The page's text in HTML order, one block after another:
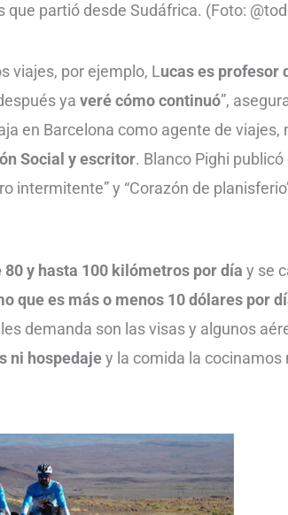
partió desde Sudáfrica. (Foto:
viajes, por ejemplo, Lucas es profesor
yaveré cómo continuó”,
en Barcelona como agente de viajes,
Social y escritor. Blanco Pighi
intermitente” y “Corazón de
y hasta 100 kilómetros por día y se
que es más o menos 10 dólares por
demanda son las visas y algunos
ni hospedajey la comida la cocinamos